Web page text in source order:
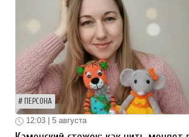
ПЕРСОНА
12:03 | 5 августа